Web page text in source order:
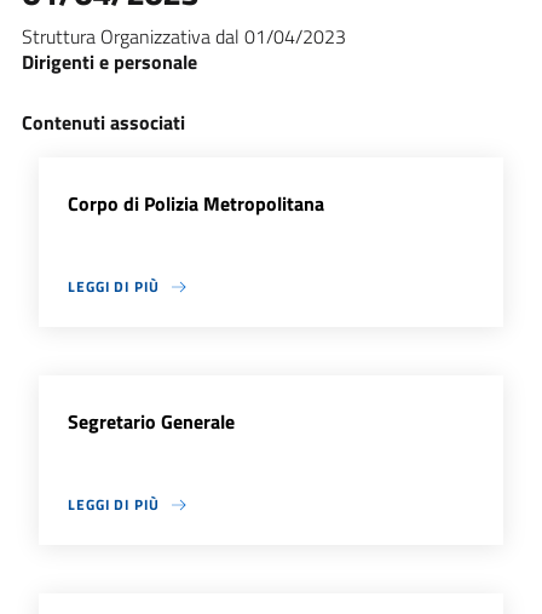
Struttura Organizzativa dal 01/04/2023
Dirigenti e personale
Contenuti associati
Corpo di Polizia Metropolitana
LEGGI DI PIÙ
Segretario Generale
LEGGI DI PIÙ